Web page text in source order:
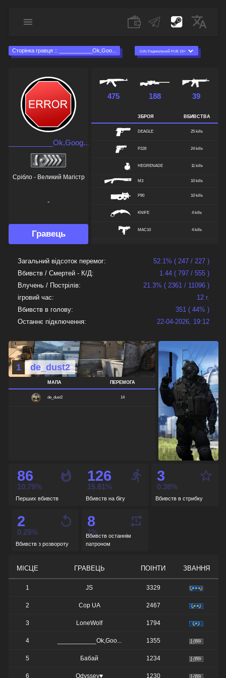
Сторінка гравця :: ___________Ok,Goo...
___________Ok,Goog...
Срібло - Великий Магістр
-
Гравець
475 188 39
ЗБРОЯ ВБИВСТВА
DEAGLE 25 kills
P228 24 kills
HEGRENADE 11 kills
M3 10 kills
P90 10 kills
KNIFE 4 kills
MAC10 4 kills
FIVESEVEN 1 kills
1 kills
1 kills
Загальний відсоток перемог:
Вбивств / Смертей - К/Д:
Влучень / Пострілів:
ігровий час:
Вбивств в голову:
Останнє підключення:
52.1% ( 247 / 227 )
1.44 ( 797 / 555 )
21.3% ( 2361 / 11096 )
12 г.
351 ( 44% )
22-04-2026, 19:12
1 de_dust2
МАПА ПЕРЕМОГА
de_dust2 14
86
Перших вбивств
10.79%
126
Вбивств на бігу
15.81%
3
Вбивств в стрибку
0.38%
2
Вбивств з розвороту
0.25%
8
Вбивств останнім
патроном
1%
МІСЦЕ ГРАВЕЦЬ ПОІНТИ ЗВАННЯ
1 JS 3329
2 Cop UA 2467
3 LoneWolf 1794
4 ___________Ok,Goo... 1355
5 Бабай 1234
6 Odyssey♥ 1230